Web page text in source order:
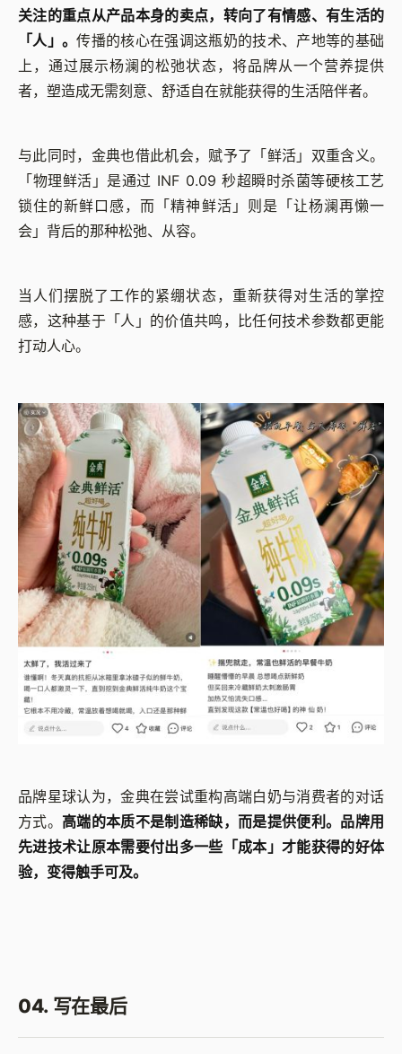
关注的重点从产品本身的卖点，转向了有情感、有生活的
「人」。传播的核心在强调这瓶奶的技术、产地等的基础
上，通过展示杨澜的松弛状态，将品牌从一个营养提供
者，塑造成无需刻意、舒适自在就能获得的生活陪伴者。
与此同时，金典也借此机会，赋予了「鲜活」双重含义。
「物理鲜活」是通过 INF 0.09 秒超瞬时杀菌等硬核工艺
锁住的新鲜口感，而「精神鲜活」则是「让杨澜再懒一
会」背后的那种松弛、从容。
当人们摆脱了工作的紧绷状态，重新获得对生活的掌控
感，这种基于「人」的价值共鸣，比任何技术参数都更能
打动人心。
品牌星球认为，金典在尝试重构高端白奶与消费者的对话
方式。 高端的本质不是制造稀缺，而是提供便利。品牌用
先进技术让原本需要付出多一些「成本」才能获得的好体
验，变得触手可及。
04. 写在最后